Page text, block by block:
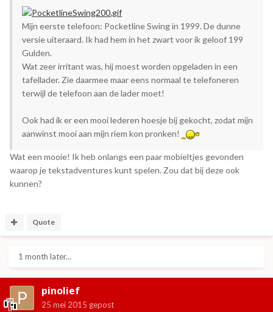
Mijn eerste telefoon: Pocketline Swing in 1999. De dunne
versie uiteraard. Ik had hem in het zwart voor ik geloof 199
Gulden.
Wat zeer irritant was, hij moest worden opgeladen in een
tafellader. Zie daarmee maar eens normaal te telefoneren
terwijl de telefoon aan de lader moet!
Ook had ik er een mooi lederen hoesje bij gekocht, zodat mijn
aanwinst mooi aan mijn riem kon pronken!
Wat een mooie! Ik heb onlangs een paar mobieltjes gevonden
waarop je tekstadventures kunt spelen. Zou dat bij deze ook
kunnen?
Quote
1 month later...
pinolief
25 mei 2015 gepost